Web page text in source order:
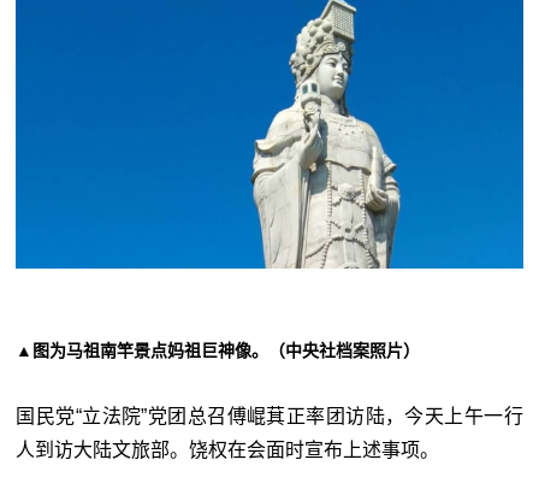
▲图为马祖南竿景点妈祖巨神像。（中央社档案照片）
国民党“立法院”党团总召傅崐萁正率团访陆，今天上午一行
人到访大陆文旅部。饶权在会面时宣布上述事项。